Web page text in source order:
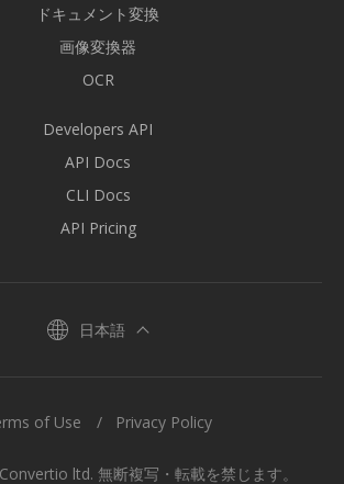
ドキュメント変換
画像変換器
OCR
Developers API
API Docs
CLI Docs
API Pricing
日本語
ltd. 無断複写・転載を禁じます。
of Use Privacy Policy